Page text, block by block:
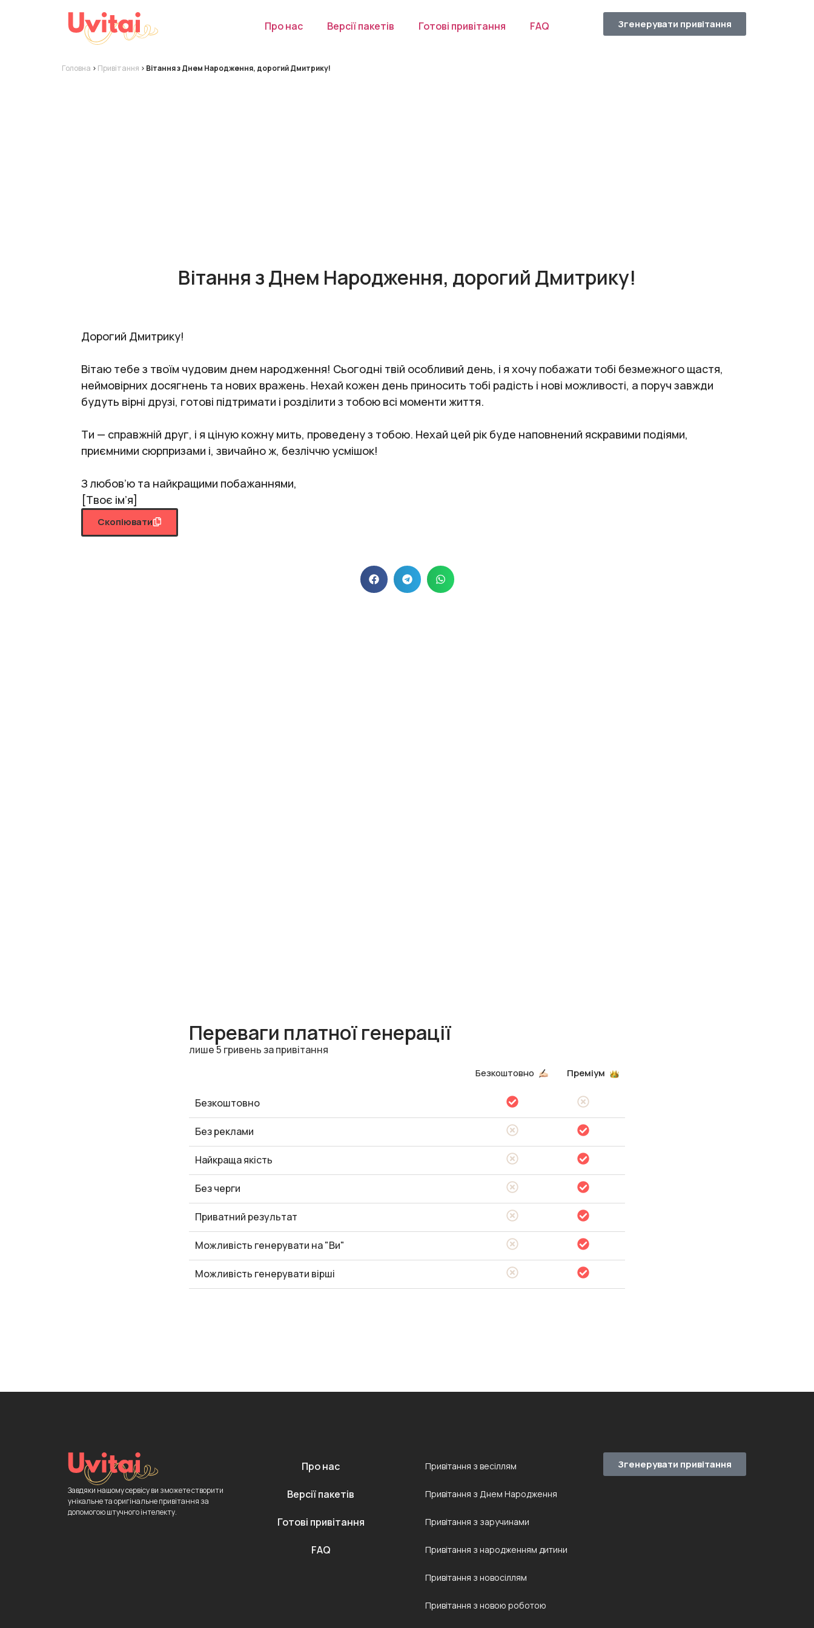
Про нас Версії пакетів Готові привітання FAQ Згенерувати привітання
Головна > Привітання > Вітання з Днем Народження, дорогий Дмитрику!
Вітання з Днем Народження, дорогий Дмитрику!
Дорогий Дмитрику!
Вітаю тебе з твоїм чудовим днем народження! Сьогодні твій особливий день, і я хочу побажати тобі безмежного щастя,
неймовірних досягнень та нових вражень. Нехай кожен день приносить тобі радість і нові можливості, а поруч завжди
будуть вірні друзі, готові підтримати і розділити з тобою всі моменти життя.
Ти — справжній друг, і я ціную кожну мить, проведену з тобою. Нехай цей рік буде наповнений яскравими подіями,
приємними сюрпризами і, звичайно ж, безліччю усмішок!
З любов’ю та найкращими побажаннями,
[Твоє ім’я]
Скопіювати
Переваги платної генерації
лише 5 гривень за привітання
Безкоштовно Преміум
Безкоштовно
Без реклами
Найкраща якість
Без черги
Приватний результат
Можливість генерувати на "Ви"
Можливість генерувати вірші
Завдяки нашому сервісу ви зможете створити
унікальне та оригінальне привітання за
допомогою штучного інтелекту.
Про нас
Версії пакетів
Готові привітання
FAQ
Привітання з весіллям
Привітання з Днем Народження
Привітання з заручинами
Привітання з народженням дитини
Привітання з новосіллям
Привітання з новою роботою
Згенерувати привітання